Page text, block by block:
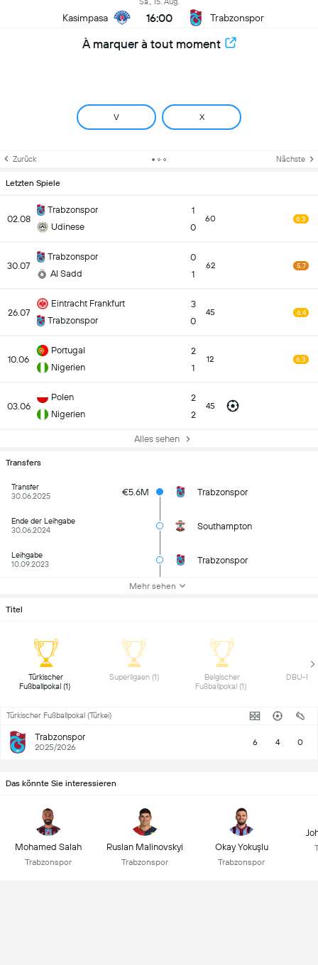
Kasimpasa 16:00 Trabzonspor
À marquer à tout moment
V X
Zurück Nächste
Letzten Spiele
02.08
Trabzonspor
Udinese
1
0
60 6.3
30.07
Trabzonspor
Al Sadd
0
1
62 5.7
26.07
Eintracht Frankfurt
Trabzonspor
3
0
45 6.4
10.06
Portugal
Nigerien
2
1
12 6.3
03.06
Polen
Nigerien
2
2
45
Alles sehen
Transfers
Transfer
30.06.2025
€5.6M Trabzonspor
Ende der Leihgabe
30.06.2024
Southampton
Leihgabe
10.09.2023
Trabzonspor
Mehr sehen
Titel
Türkischer
Superligaen (1)
Belgischer
Türkischer Fußballpokal (Türkei)
Trabzonspor
2025/2026 6 4 0
Das könnte Sie interessieren
Mohamed Salah
Trabzonspor
Ruslan Malinovskyi
Trabzonspor
Okay Yokuşlu
Trabzonspor